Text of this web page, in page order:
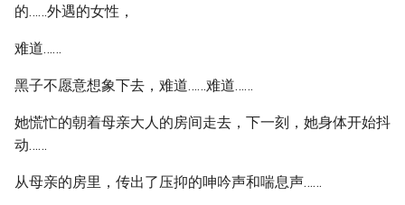
的……外遇的女性，
难道……
黑子不愿意想象下去，难道……难道……
她慌忙的朝着母亲大人的房间走去，下一刻，她身体开始抖
动……
从母亲的房里，传出了压抑的呻吟声和喘息声……